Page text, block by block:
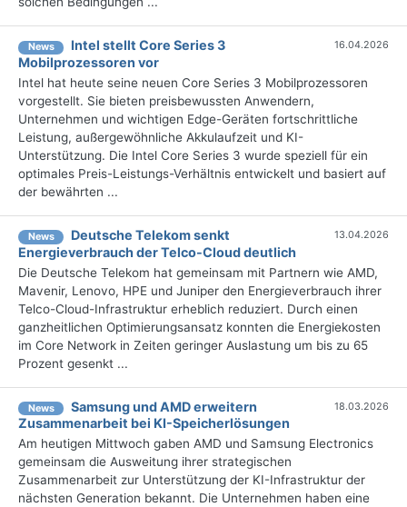
News
Intel stellt Core Series 3
Mobilprozessoren vor
16.04.2026
Intel hat heute seine neuen Core Series 3 Mobilprozessoren
vorgestellt. Sie bieten preisbewussten Anwendern,
Unternehmen und wichtigen Edge-Geräten fortschrittliche
Leistung, außergewöhnliche Akkulaufzeit und KI-
Unterstützung. Die Intel Core Series 3 wurde speziell für ein
optimales Preis-Leistungs-Verhältnis entwickelt und basiert auf
der bewährten ...
News
Deutsche Telekom senkt
Energieverbrauch der Telco-Cloud deutlich
13.04.2026
Die Deutsche Telekom hat gemeinsam mit Partnern wie AMD,
Mavenir, Lenovo, HPE und Juniper den Energieverbrauch ihrer
Telco-Cloud-Infrastruktur erheblich reduziert. Durch einen
ganzheitlichen Optimierungsansatz konnten die Energiekosten
im Core Network in Zeiten geringer Auslastung um bis zu 65
Prozent gesenkt ...
News
Samsung und AMD erweitern
Zusammenarbeit bei KI-Speicherlösungen
18.03.2026
Am heutigen Mittwoch gaben AMD und Samsung Electronics
gemeinsam die Ausweitung ihrer strategischen
Zusammenarbeit zur Unterstützung der KI-Infrastruktur der
nächsten Generation bekannt. Die Unternehmen haben eine